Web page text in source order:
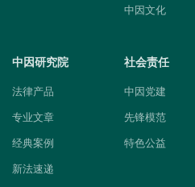
中因文化
中因研究院
法律产品
专业文章
经典案例
新法速递
社会责任
中因党建
先锋模范
特色公益